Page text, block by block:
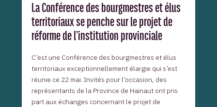
La Conférence des bourgmestres et élus
territoriaux se penche sur le projet de
réforme de l’institution provinciale
C’est une Conférence des bourgmestres et élus
territoriaux exceptionnellement élargie qui s’est
réunie ce 22 mai. Invités pour l’occasion, des
représentants de la Province de Hainaut ont pris
part aux échanges concernant le projet de